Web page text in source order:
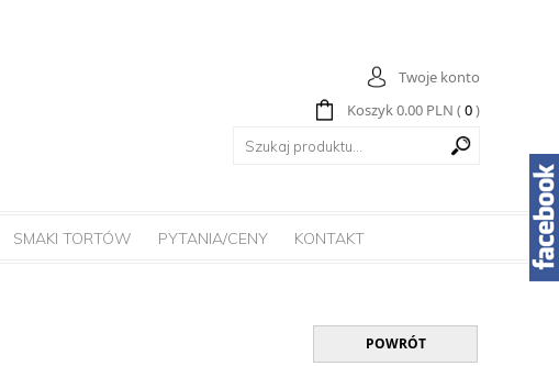
Twoje konto
Koszyk0.00 PLN (0)
SMAKI TORTÓW PYTANIA/CENY KONTAKT
POWRÓT